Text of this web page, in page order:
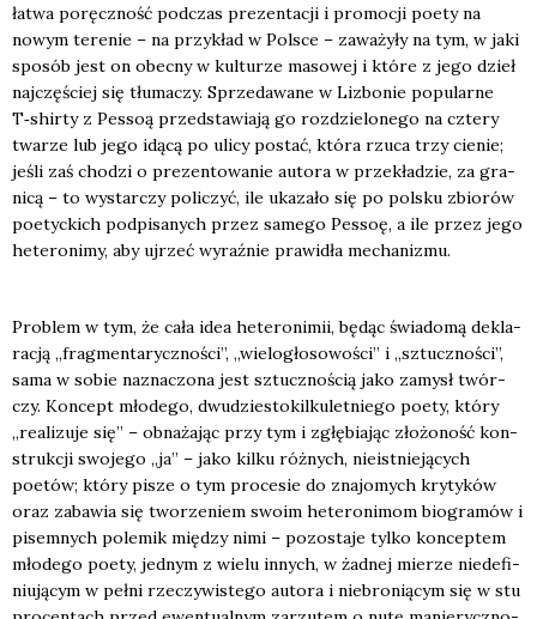
łatwa poręcz­ność pod­czas pre­zen­ta­cji i pro­mo­cji poety na
nowym tere­nie – na przy­kład w Pol­sce – zawa­ży­ły na tym, w jaki
spo­sób jest on obec­ny w kul­tu­rze maso­wej i któ­re z jego dzieł
naj­czę­ściej się tłu­ma­czy. Sprze­da­wa­ne w Lizbo­nie popu­lar­ne
T‑shirty z Pes­soą przed­sta­wia­ją go roz­dzie­lo­ne­go na czte­ry
twa­rze lub jego idą­cą po uli­cy postać, któ­ra rzu­ca trzy cie­nie;
jeśli zaś cho­dzi o pre­zen­to­wa­nie auto­ra w prze­kła­dzie, za gra­
ni­cą – to wystar­czy poli­czyć, ile uka­za­ło się po pol­sku zbio­rów
poetyc­kich pod­pi­sa­nych przez same­go Pes­soę, a ile przez jego
hete­ro­ni­my, aby ujrzeć wyraź­nie pra­wi­dła mecha­ni­zmu.
Pro­blem w tym, że cała idea hete­ro­ni­mii, będąc świa­do­mą dekla­
ra­cją „frag­men­ta­rycz­no­ści”, „wie­lo­gło­so­wo­ści” i „sztucz­no­ści”,
sama w sobie nazna­czo­na jest sztucz­no­ścią jako zamysł twór­
czy. Kon­cept mło­de­go, dwu­dzie­sto­kil­ku­let­nie­go poety, któ­ry
„reali­zu­je się” – obna­ża­jąc przy tym i zgłę­bia­jąc zło­żo­ność kon­
struk­cji swo­je­go „ja” – jako kil­ku róż­nych, nie­ist­nie­ją­cych
poetów; któ­ry pisze o tym pro­ce­sie do zna­jo­mych kry­ty­ków
oraz zaba­wia się two­rze­niem swo­im hete­ro­ni­mom bio­gra­mów i
pisem­nych pole­mik mię­dzy nimi – pozo­sta­je tyl­ko kon­cep­tem
mło­de­go poety, jed­nym z wie­lu innych, w żad­nej mie­rze nie­de­fi­
niu­ją­cym w peł­ni rze­czy­wi­ste­go auto­ra i nie­bro­nią­cym się w stu